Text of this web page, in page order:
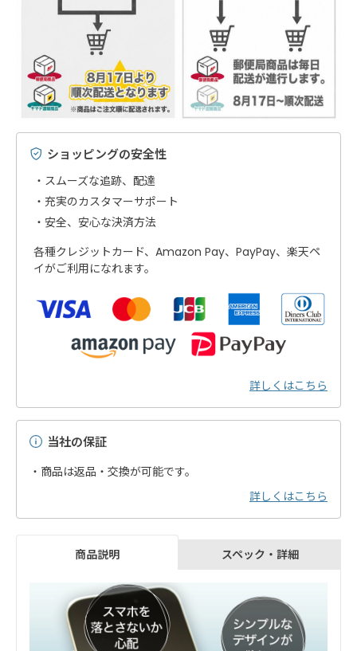
商品説明 スペック・詳細
ショッピングの安全性
スムーズな追跡、配達
充実のカスタマーサポート
安全、安心な決済方法
各種クレジットカード、Amazon Pay、PayPay、楽天ペ
イがご利用になれます。
詳しくはこちら
当社の保証
・商品は返品・交換が可能です。
詳しくはこちら